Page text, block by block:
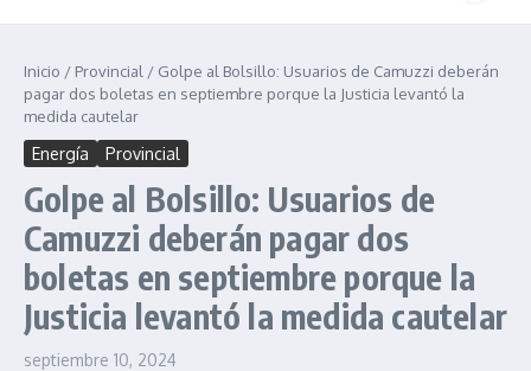
Inicio / Provincial / Golpe al Bolsillo: Usuarios de Camuzzi deberán
pagar dos boletas en septiembre porque la Justicia levantó la
medida cautelar
Energía Provincial
Golpe al Bolsillo: Usuarios de
Camuzzi deberán pagar dos
boletas en septiembre porque la
Justicia levantó la medida cautelar
septiembre 10, 2024